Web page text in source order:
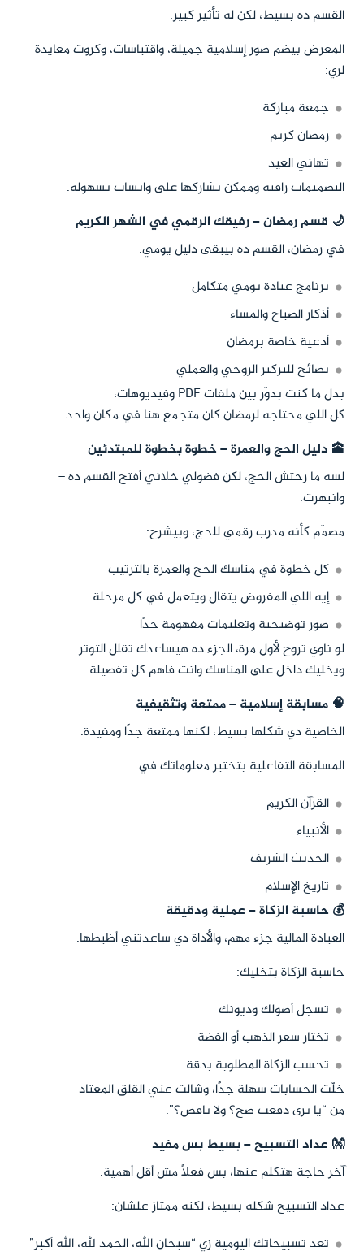
القسم ده بسيط، لكن له تأثير كبير.
المعرض بيضم صور إسلامية جميلة، واقتباسات، وكروت معايدة
لزي:
جمعة مباركة
رمضان كريم
تهاني العيد
التصميمات راقية وممكن تشاركها على واتساب بسهولة.
🌙 قسم رمضان – رفيقك الرقمي في الشهر الكريم
في رمضان، القسم ده بيبقى دليل يومي.
برنامج عبادة يومي متكامل
أذكار الصباح والمساء
أدعية خاصة برمضان
نصائح للتركيز الروحي والعملي
بدل ما كنت بدوّر بين ملفات PDF وفيديوهات،
كل اللي محتاجه لرمضان كان متجمع هنا في مكان واحد.
🕋 دليل الحج والعمرة – خطوة بخطوة للمبتدئين
لسه ما رحتش الحج، لكن فضولي خلاني أفتح القسم ده –
وانبهرت.
مصمّم كأنه مدرب رقمي للحج، وبيشرح:
كل خطوة في مناسك الحج والعمرة بالترتيب
إيه اللي المفروض يتقال ويتعمل في كل مرحلة
صور توضيحية وتعليمات مفهومة جدًا
لو ناوي تروح لأول مرة، الجزء ده هيساعدك تقلل التوتر
ويخليك داخل على المناسك وانت فاهم كل تفصيلة.
🧠 مسابقة إسلامية – ممتعة وتثقيفية
الخاصية دي شكلها بسيط، لكنها ممتعة جدًا ومفيدة.
المسابقة التفاعلية بتختبر معلوماتك في:
القرآن الكريم
الأنبياء
الحديث الشريف
تاريخ الإسلام
💰 حاسبة الزكاة – عملية ودقيقة
العبادة المالية جزء مهم، والأداة دي ساعدتني أظبطها.
حاسبة الزكاة بتخليك:
تسجل أصولك وديونك
تختار سعر الذهب أو الفضة
تحسب الزكاة المطلوبة بدقة
خلّت الحسابات سهلة جدًا، وشالت عني القلق المعتاد
من “يا ترى دفعت صح؟ ولا ناقص؟”.
👐 عداد التسبيح – بسيط بس مفيد
آخر حاجة هتكلم عنها، بس فعلاً مش أقل أهمية.
عداد التسبيح شكله بسيط، لكنه ممتاز علشان:
تعد تسبيحاتك اليومية زي “سبحان الله، الحمد لله، الله أكبر”